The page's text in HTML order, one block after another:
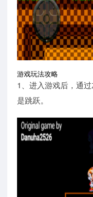
游戏玩法攻略
1、进入游戏后，通
是跳跃。